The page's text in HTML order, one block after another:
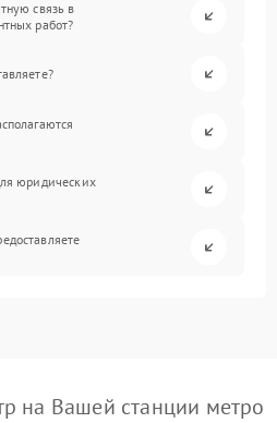
связь в
работ?
юридических
на Вашей станции метро